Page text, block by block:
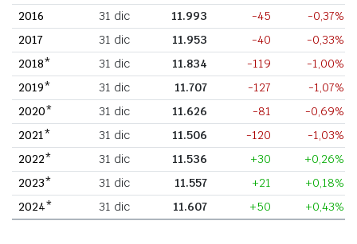
2016
31 dic 11.993 -45
-0,37%
2017
31 dic 11.953 -40
-0,33%
2018*
31 dic 11.834 -119
-1,00%
2019*
31 dic 11.707 -127 -1,07%
2020*
31 dic 11.626 -81
-0,69%
2021*
31 dic 11.506 -120
-1,03%
2022*
31 dic 11.536 +30
+0,26%
2023*
31 dic 11.557 +21
+0,18%
2024*
31 dic 11.607 +50 +0,43%